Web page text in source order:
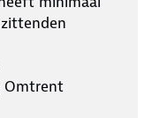
Omtrent